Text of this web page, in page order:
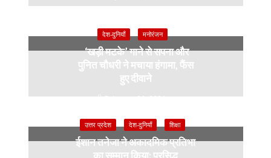
देश-दुनियाँ मनोरंजन
‘खड़ी मटके’ गाने से सपना और
पुनित चौधरी ने मचाया हंगामा, फैंस
हुए दीवाने
February 26, 2024
उत्तर प्रदेश देश-दुनियाँ शिक्षा
ईशान तनेजा ने अकादमिक प्रतिभा
का सम्मान किया: प्रसिद्ध